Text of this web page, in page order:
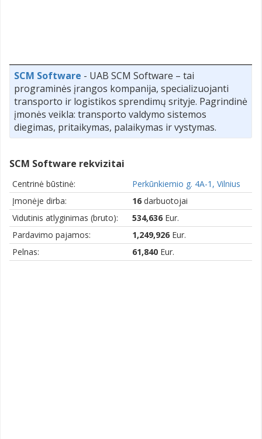
SCM Software - UAB SCM Software – tai
programinės įrangos kompanija, specializuojanti
transporto ir logistikos sprendimų srityje. Pagrindinė
įmonės veikla: transporto valdymo sistemos
diegimas, pritaikymas, palaikymas ir vystymas.
SCM Software rekvizitai
Centrinė būstinė:
Perkūnkiemio g. 4A-1, Vilnius
Įmonėje dirba:
16 darbuotojai
Vidutinis atlyginimas (bruto):
534,636 Eur.
Pardavimo pajamos:
1,249,926 Eur.
Pelnas:
61,840 Eur.